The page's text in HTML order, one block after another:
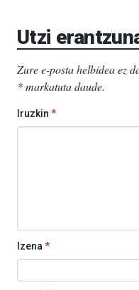
Utzi
Zure e-posta helbidea ez
*markatuta daude.
Iruzkin *
Izena *